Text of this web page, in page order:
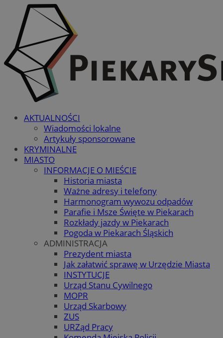
AKTUALNOŚCI
Wiadomości lokalne
Artykuły sponsorowane
KRYMINALNE
MIASTO
INFORMACJE O MIEŚCIE
Historia miasta
Ważne adresy i telefony
Harmonogram wywozu odpadów
Parafie i Msze Święte w Piekarach
Rozkłady jazdy w Piekarach
Pogoda w Piekarach Śląskich
ADMINISTRACJA
Prezydent miasta
Jak załatwić sprawę w Urzędzie Miasta
INSTYTUCJE
Urząd Stanu Cywilnego
MOPR
Urząd Skarbowy
ZUS
URZąd Pracy